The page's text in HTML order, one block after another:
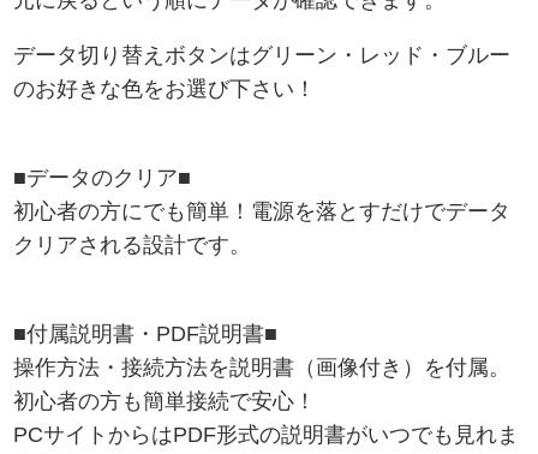
データ切り替えボタンはグリーン・レッド・ブルー
のお好きな色をお選び下さい！
■データのクリア■
初心者の方にでも簡単！電源を落とすだけでデータ
クリアされる設計です。
■付属説明書・PDF説明書■
操作方法・接続方法を説明書（画像付き）を付属。
初心者の方も簡単接続で安心！
PCサイトからはPDF形式の説明書がいつでも見れま